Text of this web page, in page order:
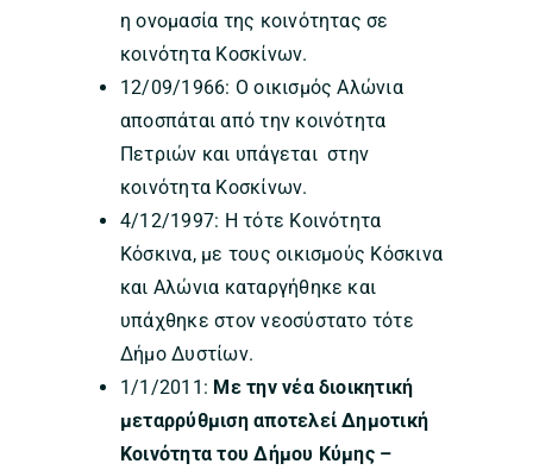
η ονομασία της κοινότητας σε
κοινότητα Κοσκίνων.
12/09/1966: Ο οικισμός Αλώνια
αποσπάται από την κοινότητα
Πετριών και υπάγεται στην
κοινότητα Κοσκίνων.
4/12/1997: Η τότε Κοινότητα
Κόσκινα, με τους οικισμούς Κόσκινα
και Αλώνια καταργήθηκε και
υπάχθηκε στον νεοσύστατο τότε
Δήμο Δυστίων.
1/1/2011: Με την νέα διοικητική
μεταρρύθμιση αποτελεί Δημοτική
Κοινότητα του Δήμου Κύμης –